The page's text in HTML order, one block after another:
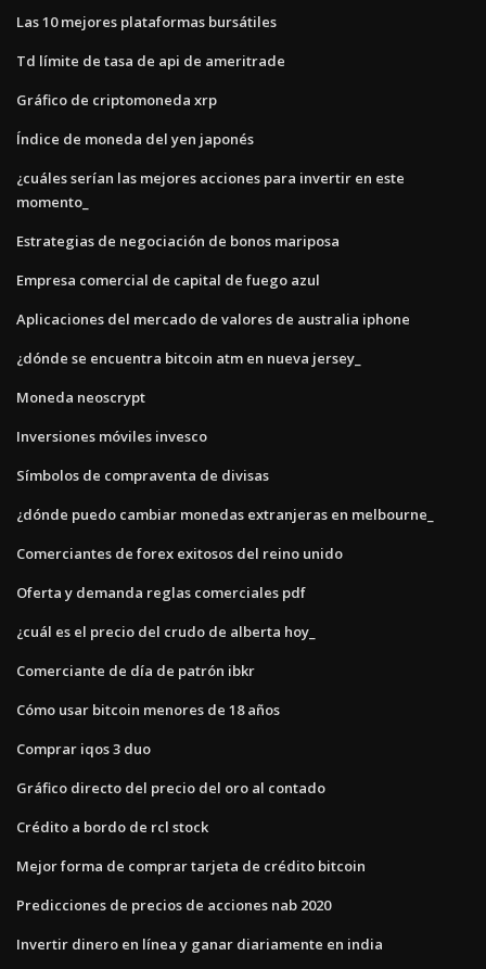
Las 10 mejores plataformas bursátiles
Td límite de tasa de api de ameritrade
Gráfico de criptomoneda xrp
Índice de moneda del yen japonés
¿cuáles serían las mejores acciones para invertir en este
momento_
Estrategias de negociación de bonos mariposa
Empresa comercial de capital de fuego azul
Aplicaciones del mercado de valores de australia iphone
¿dónde se encuentra bitcoin atm en nueva jersey_
Moneda neoscrypt
Inversiones móviles invesco
Símbolos de compraventa de divisas
¿dónde puedo cambiar monedas extranjeras en melbourne_
Comerciantes de forex exitosos del reino unido
Oferta y demanda reglas comerciales pdf
¿cuál es el precio del crudo de alberta hoy_
Comerciante de día de patrón ibkr
Cómo usar bitcoin menores de 18 años
Comprar iqos 3 duo
Gráfico directo del precio del oro al contado
Crédito a bordo de rcl stock
Mejor forma de comprar tarjeta de crédito bitcoin
Predicciones de precios de acciones nab 2020
Invertir dinero en línea y ganar diariamente en india